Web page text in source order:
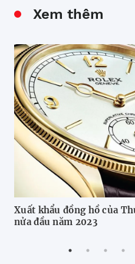
Xem thêm
Xuất khẩu đồng hồ của
nửa đầu năm 2023